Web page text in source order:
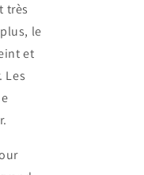
très
le
et
Les